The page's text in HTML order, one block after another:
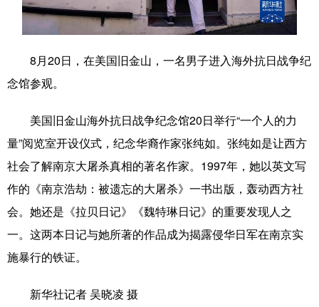
辽宁 吉林 上海 江苏
山东
四川 贵州 云南 西藏
陕西 甘肃 青海 宁夏
新疆 内蒙古 黑龙江
多语种频道
8月20日，在美国旧金山，一名男子进入海外抗日战争纪
念馆参观。
美国旧金山海外抗日战争纪念馆20日举行“一个人的力
量”阅览室开设仪式，纪念华裔作家张纯如。张纯如是让西方
社会了解南京大屠杀真相的著名作家。1997年，她以英文写
作的《南京浩劫：被遗忘的大屠杀》一书出版，轰动西方社
会。她还是《拉贝日记》《魏特琳日记》的重要发现人之
一。这两本日记与她所著的作品成为揭露侵华日军在南京实
施暴行的铁证。
新华社记者 吴晓凌 摄